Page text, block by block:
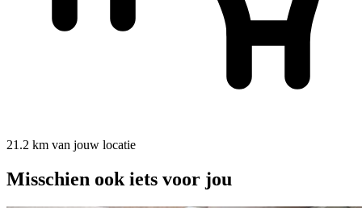
21.2 km van jouw locatie
Misschien ook iets voor jou